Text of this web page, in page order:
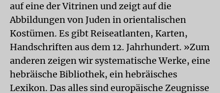
auf eine der Vitrinen und zeigt auf die
Abbildungen von Juden in orientalischen
Kostümen. Es gibt Reiseatlanten, Karten,
Handschriften aus dem 12. Jahrhundert. »Zum
anderen zeigen wir systematische Werke, eine
hebräische Bibliothek, ein hebräisches
Lexikon. Das alles sind europäische Zeugnisse